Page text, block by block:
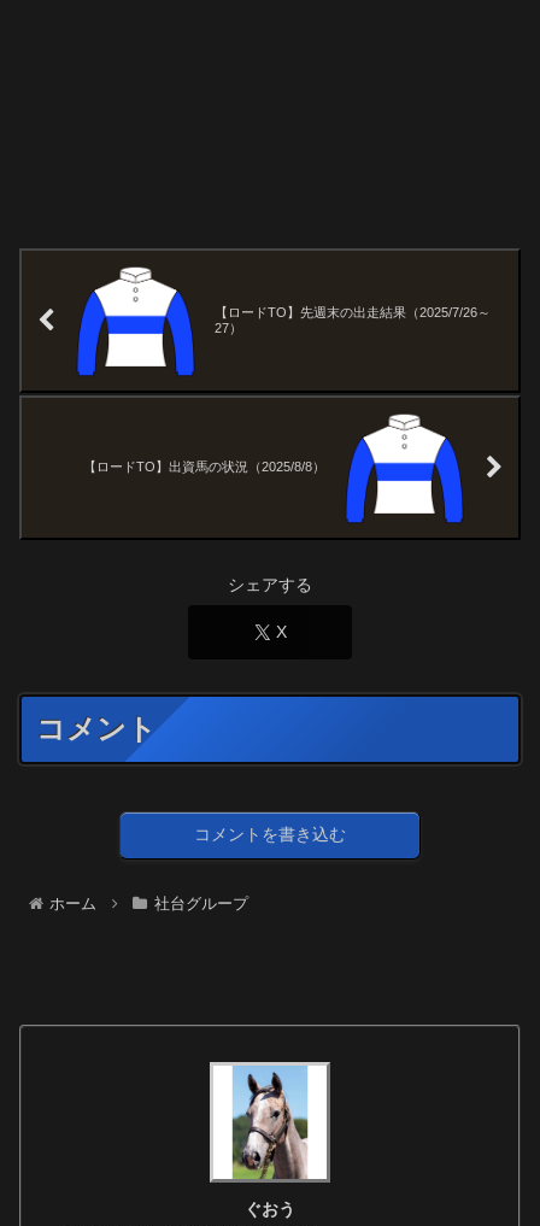
【ロードTO】先週末の出走結果（2025/7/26～
27）
【ロードTO】出資馬の状況（2025/8/8）
シェアする
X
コメント
コメントを書き込む
ホーム 社台グループ
ぐおう